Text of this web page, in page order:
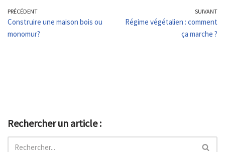
PRÉCÉDENT
Construire une maison bois ou
monomur?
SUIVANT
Régime végétalien : comment
ça marche ?
Rechercher un article :